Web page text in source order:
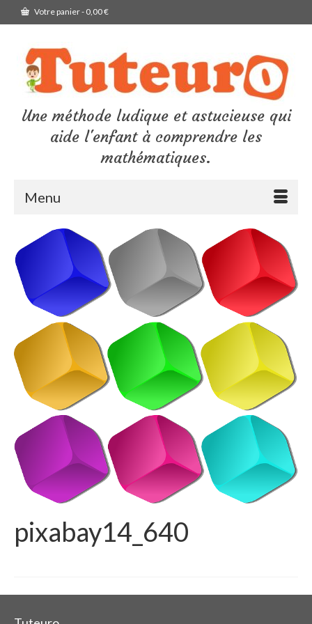
Votre panier- 0,00€
Une méthode ludique et astucieuse qui
aide l'enfant à comprendre les
mathématiques.
Menu
pixabay14_640